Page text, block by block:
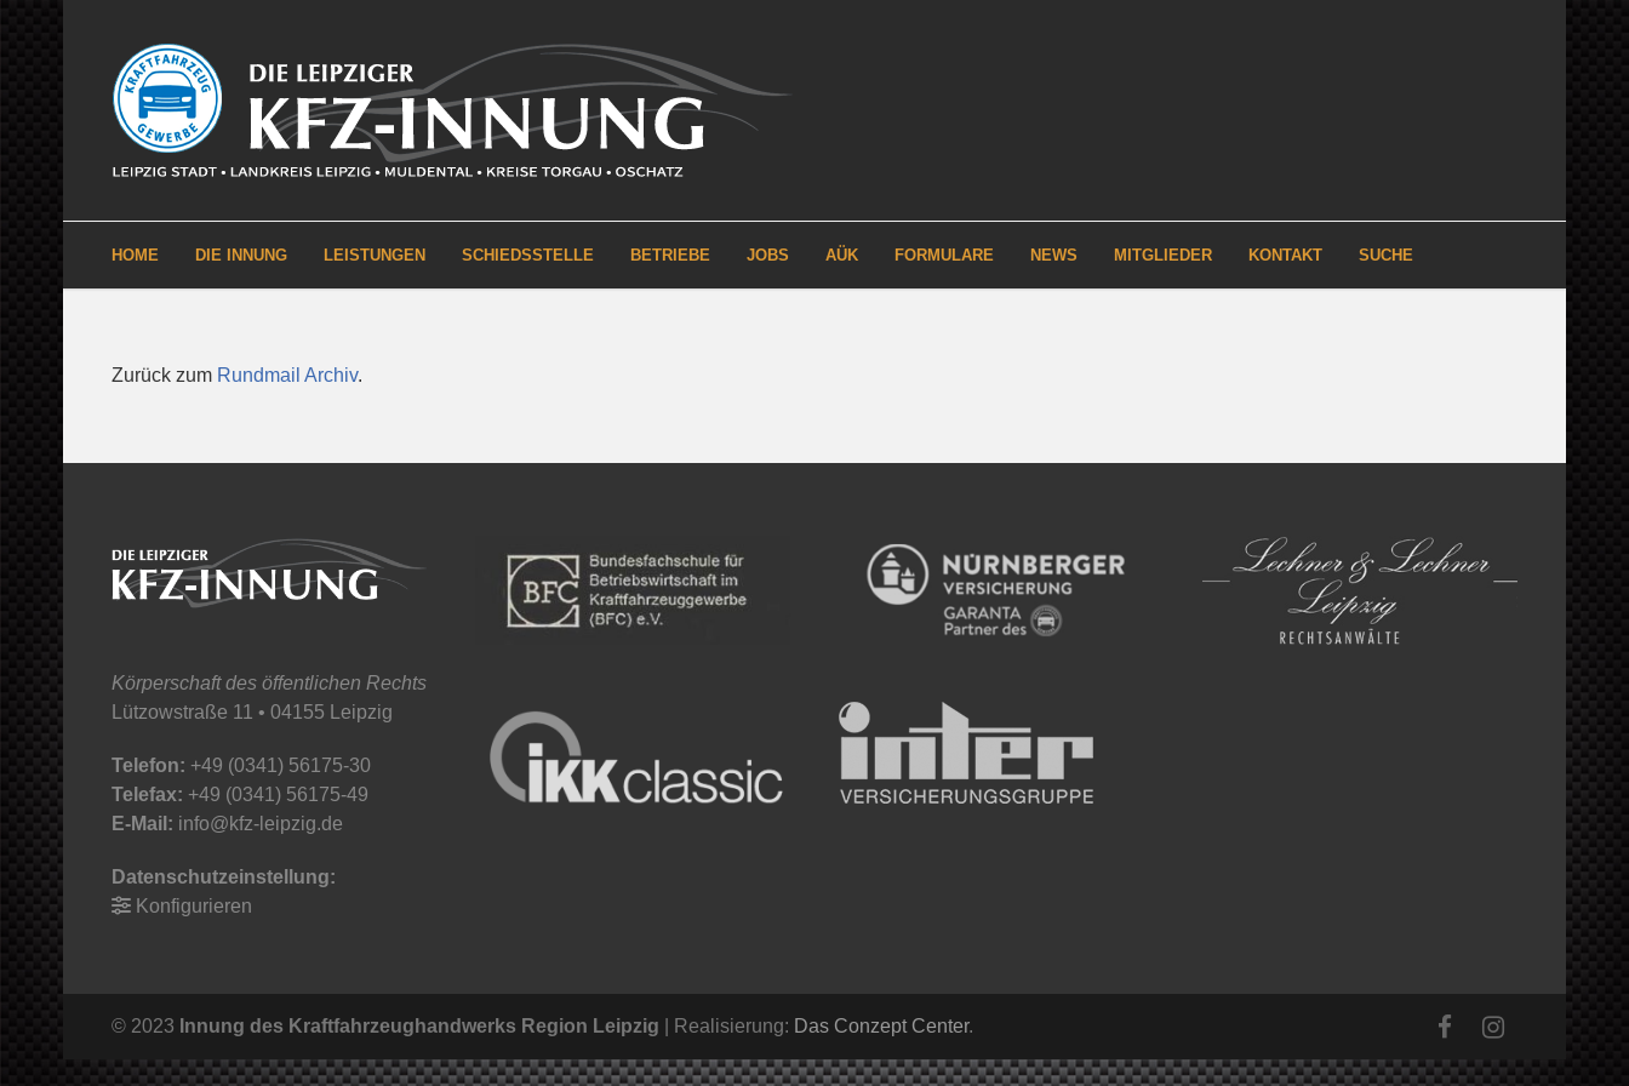
HOME DIE INNUNG LEISTUNGEN SCHIEDSSTELLE BETRIEBE JOBS AÜK FORMULARE NEWS MITGLIEDER KONTAKT SUCHE
Zurück zum Rundmail Archiv.
Körperschaft des öffentlichen Rechts
Lützowstraße 11 • 04155 Leipzig
Telefon: +49 (0341) 56175-30
Telefax: +49 (0341) 56175-49
E-Mail: info@kfz-leipzig.de
Datenschutzeinstellung:
Konfigurieren
© 2023 Innung des Kraftfahrzeughandwerks Region Leipzig | Realisierung: Das Conzept Center.